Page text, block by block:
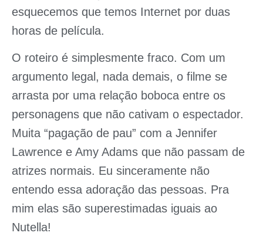
esquecemos que temos Internet por duas
horas de película.
O roteiro é simplesmente fraco. Com um
argumento legal, nada demais, o filme se
arrasta por uma relação boboca entre os
personagens que não cativam o espectador.
Muita “pagação de pau” com a Jennifer
Lawrence e Amy Adams que não passam de
atrizes normais. Eu sinceramente não
entendo essa adoração das pessoas. Pra
mim elas são superestimadas iguais ao
Nutella!